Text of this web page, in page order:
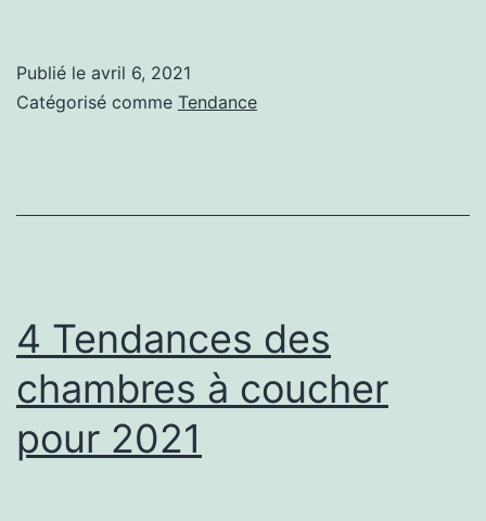
Publié le avril 6, 2021
Catégorisé comme Tendance
4 Tendances des
chambres à coucher
pour 2021